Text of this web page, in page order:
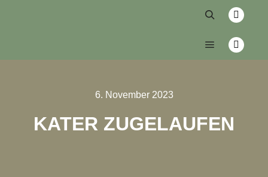
6. November 2023
KATER ZUGELAUFEN